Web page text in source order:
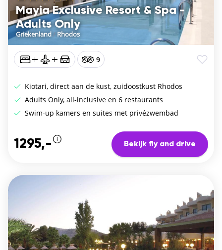
Mayia Exclusive Resort & Spa -
Adults Only
Griekenland/Rhodos
9
Kiotari, direct aan de kust, zuidoostkust Rhodos
Adults Only, all-inclusive en 6 restaurants
Swim-up kamers en suites met privézwembad
1295,- Bekijk fly and drive